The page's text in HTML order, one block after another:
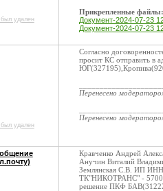
был удален
Прикрепленные файлы:
Документ-2024-07-23
Документ-2024-07-23
был удален
Согласно
просит КС отправить в
Перенесено
Перенесено
Кравченко Андрей
Анучин Виталий
Землянская С.В. ИП
ТК"НИКОТРАНС" - 57000
решение ПКФ